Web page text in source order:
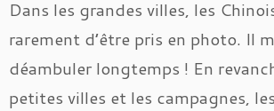
Dans les grandes villes, les
rarement d’être pris en photo. Il
déambuler longtemps ! En
petites villes et les campagnes,